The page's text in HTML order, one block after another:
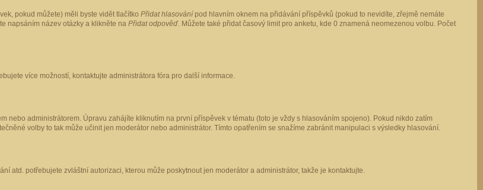
pokud můžete) měli byste vidět tlačítko Přidat hlasování pod hlavním oknem na přidávání příspěvků (pokud to nevidíte, zřejmě nemáte
napsáním název otázky a klikněte na Přidat odpověď. Můžete také přidat časový limit pro anketu, kde 0 znamená neomezenou volbu. Počet
více možností, kontaktujte administrátora fóra pro další informace.
nebo administrátorem. Úpravu zahájíte kliknutím na první příspěvek v tématu (toto je vždy s hlasováním spojeno). Pokud nikdo zatím
volby to tak může učinit jen moderátor nebo administrátor. Tímto opatřením se snažíme zabránit manipulaci s výsledky hlasování.
atd. potřebujete zvláštní autorizaci, kterou může poskytnout jen moderátor a administrátor, takže je kontaktujte.